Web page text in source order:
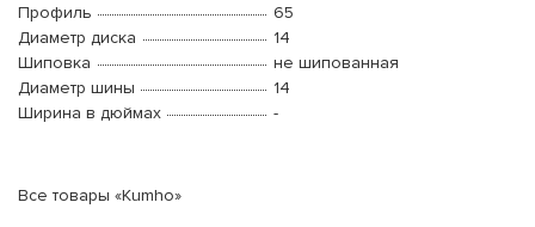
Профиль
65
Диаметр диска
14
Шиповка
не шипованная
Диаметр шины
14
Ширина в дюймах
-
Все товары «Kumho»